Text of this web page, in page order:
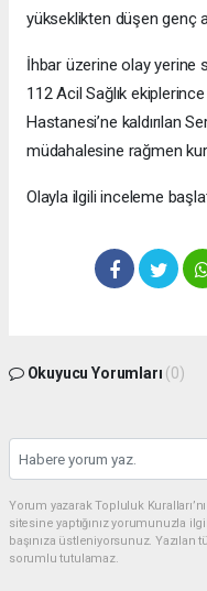
yükseklikten düşen genç
İhbar üzerine olay yerine
112 Acil Sağlık
Hastanesi’ne kaldırılan
müdahalesine rağmen
Olayla ilgili inceleme
Okuyucu Yorumları (0)
Yorum yazarak Topluluk
sitesine yaptığınız yorumunuzla
başınıza üstleniyorsunuz.
sorumlu tutulamaz.